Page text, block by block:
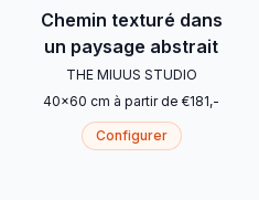
Chemin texturé dans
un paysage abstrait
THE MIUUS STUDIO
40x60 cm à partir de €181,-
Configurer